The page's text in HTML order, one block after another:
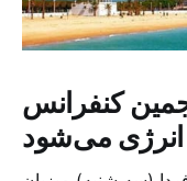
کنفرانس
انرژی می‌شود